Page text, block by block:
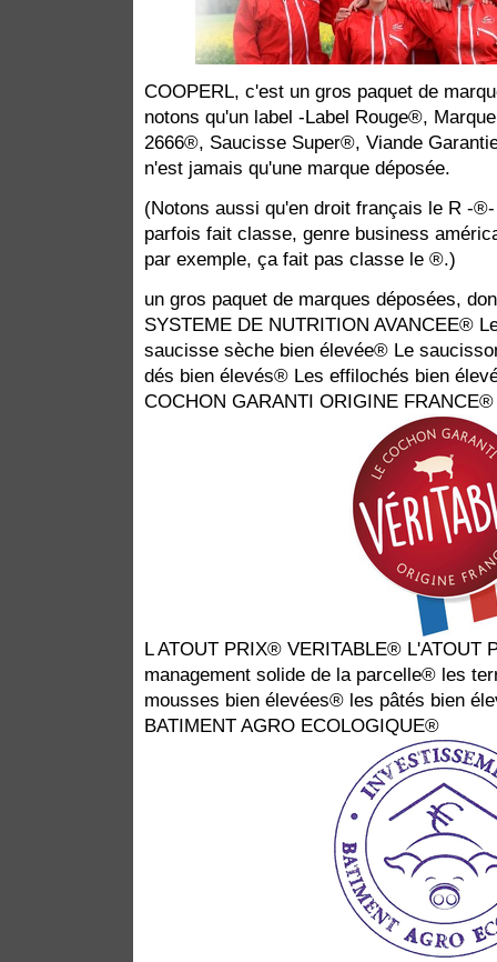
COOPERL, c'est un gros paquet de
notons qu'un label -Label Rouge®,
2666®, Saucisse Super®, Viande
n'est jamais qu'une marque déposée.
(Notons aussi qu'en droit français le R -
parfois fait classe, genre business
par exemple, ça fait pas classe le ®.)
un gros paquet de marques déposées,
SYSTEME DE NUTRITION AVANCEE®
saucisse sèche bien élevée® Le
dés bien élevés® Les effilochés bien
COCHON GARANTI ORIGINE FRANCE®
L ATOUT PRIX® VERITABLE® L'ATOUT
management solide de la parcelle® les
mousses bien élevées® les pâtés bien
BATIMENT AGRO ECOLOGIQUE®